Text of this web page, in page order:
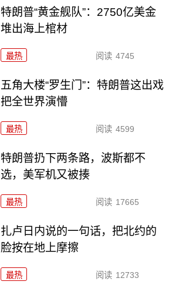
特朗普“黄金舰队”：2750亿美金
堆出海上棺材
最热 阅读 4745
五角大楼“罗生门”：特朗普这出戏
把全世界演懵
最热 阅读 4599
特朗普扔下两条路，波斯都不
选，美军机又被揍
最热 阅读 17665
扎卢日内说的一句话，把北约的
脸按在地上摩擦
最热 阅读 12733